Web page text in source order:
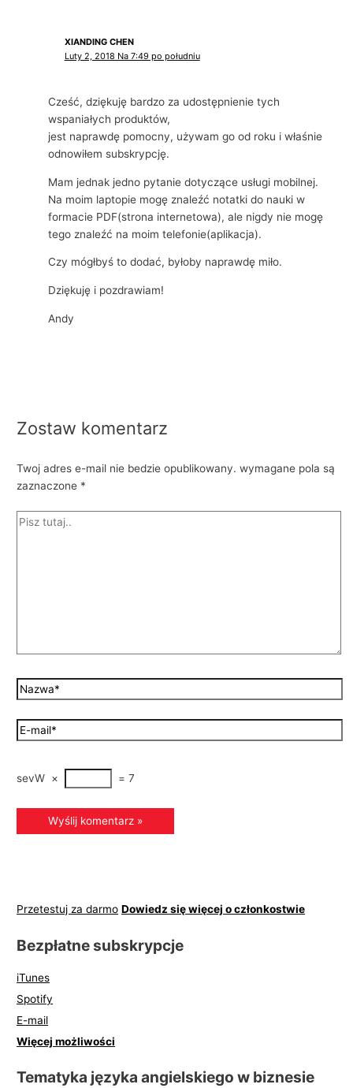
XIANDING CHEN
Luty 2, 2018 Na 7:49 po południu
Cześć, dziękuję bardzo za udostępnienie tych
wspaniałych produktów,
jest naprawdę pomocny, używam go od roku i właśnie
odnowiłem subskrypcję.
Mam jednak jedno pytanie dotyczące usługi mobilnej.
Na moim laptopie mogę znaleźć notatki do nauki w
formacie PDF(strona internetowa), ale nigdy nie mogę
tego znaleźć na moim telefonie(aplikacja).
Czy mógłbyś to dodać, byłoby naprawdę miło.
Dziękuję i pozdrawiam!
Andy
Zostaw komentarz
Twoj adres e-mail nie bedzie opublikowany. wymagane pola są
zaznaczone *
sevW × = 7
Przetestuj za darmo Dowiedz się więcej o członkostwie
Bezpłatne subskrypcje
iTunes
Spotify
E-mail
Więcej możliwości
Tematyka języka angielskiego w biznesie